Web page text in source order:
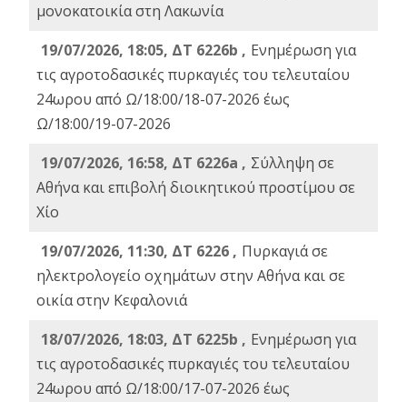
μονοκατοικία στη Λακωνία
19/07/2026, 18:05, ΔΤ 6226b , Ενημέρωση για
τις αγροτοδασικές πυρκαγιές του τελευταίου
24ωρου από Ω/18:00/18-07-2026 έως
Ω/18:00/19-07-2026
19/07/2026, 16:58, ΔΤ 6226a , Σύλληψη σε
Αθήνα και επιβολή διοικητικού προστίμου σε
Χίο
19/07/2026, 11:30, ΔΤ 6226 , Πυρκαγιά σε
ηλεκτρολογείο οχημάτων στην Αθήνα και σε
οικία στην Κεφαλονιά
18/07/2026, 18:03, ΔΤ 6225b , Ενημέρωση για
τις αγροτοδασικές πυρκαγιές του τελευταίου
24ωρου από Ω/18:00/17-07-2026 έως